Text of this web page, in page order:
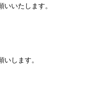
いたします。
します。